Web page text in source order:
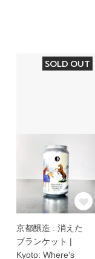
SOLD OUT
京都醸造 : 消えた
ブランケット |
Kyoto: Where's